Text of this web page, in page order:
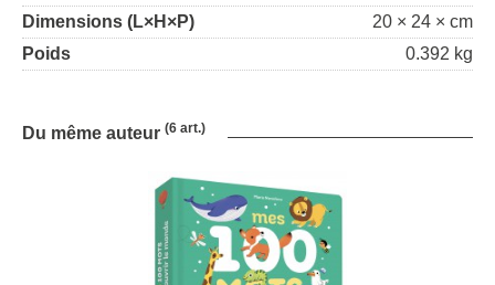
Dimensions (L×H×P)
20 × 24 × cm
Poids
0.392 kg
Du même auteur (6 art.)